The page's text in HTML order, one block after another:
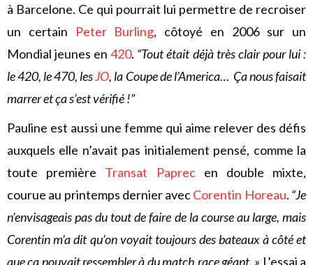
à Barcelone. Ce qui pourrait lui permettre de recroiser
un certain
Peter Burling, côtoyé en 2006 sur un
Mondial jeunes en420. “Tout était déjà très clair pour lui :
le 420, le 470, lesJO, la Coupe de l’America… Ça nous faisait
marrer et ça s’est vérifié !”
Pauline est aussi une femme qui aime relever des défis
auxquels elle n’avait pas initialement pensé, comme la
toute première Transat Paprecen double mixte,
courue au printemps dernier avecCorentin Horeau. “Je
n’envisageais pas du tout de faire de la course au large, mais
Corentin m’a dit qu’on voyait toujours des bateaux à côté et
que ça pouvait ressembler à du match race géant. » L’essai a